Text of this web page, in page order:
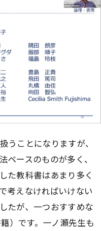
うことになりますが、
ベースのものが多く、
た教科書はあまり多く
考えなければいけない
たが、一つおすすめな
）です。一ノ瀬先生も